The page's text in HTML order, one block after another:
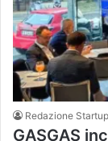
Redazione
GASGAS